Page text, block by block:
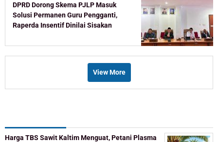
DPRD Dorong Skema PJLP Masuk
Solusi Permanen Guru Pengganti,
Raperda Insentif Dinilai Sisakan
View More
Harga TBS Sawit Kaltim Menguat, Petani Plasma